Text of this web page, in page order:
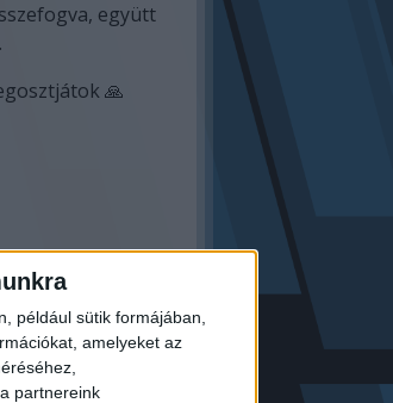
például sütik formájában,
amelyeket az
partnereink
együtt
🙏